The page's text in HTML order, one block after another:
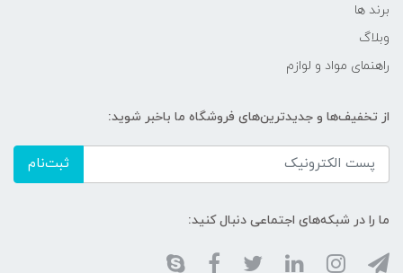
برند ها
وبلاگ
راهنمای مواد و لوازم
از تخفیف‌ها و جدیدترین‌های فروشگاه ما باخبر شوید:
ثبت‌نام
ما را در شبکه‌های اجتماعی دنبال کنید: